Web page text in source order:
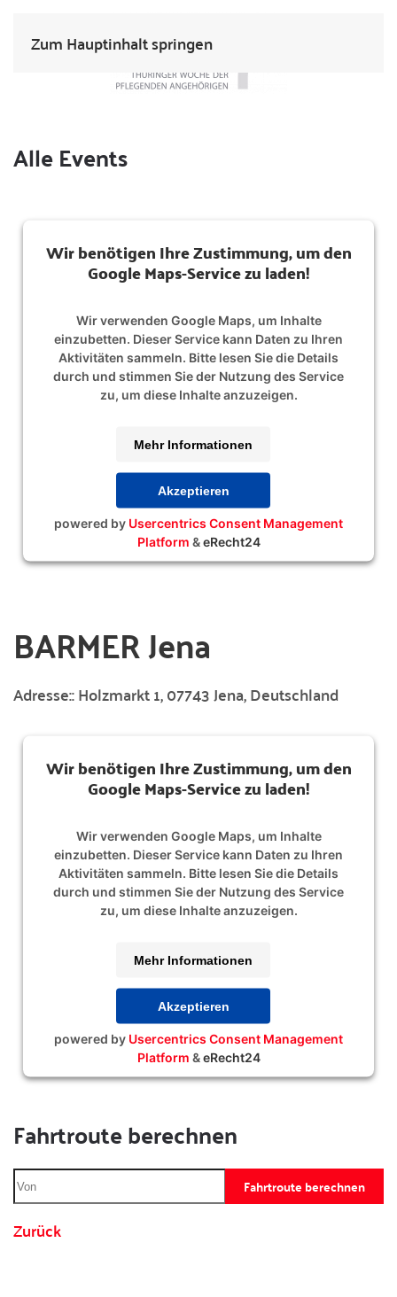
Zum Hauptinhalt springen
Alle Events
Wir benötigen Ihre Zustimmung, um den
Google Maps-Service zu laden!
Wir verwenden Google Maps, um Inhalte
einzubetten. Dieser Service kann Daten zu Ihren
Aktivitäten sammeln. Bitte lesen Sie die Details
durch und stimmen Sie der Nutzung des Service
zu, um diese Inhalte anzuzeigen.
Mehr Informationen
Akzeptieren
powered by Usercentrics Consent Management
Platform &eRecht24
BARMER Jena
Adresse::Holzmarkt 1, 07743 Jena, Deutschland
Wir benötigen Ihre Zustimmung, um den
Google Maps-Service zu laden!
Wir verwenden Google Maps, um Inhalte
einzubetten. Dieser Service kann Daten zu Ihren
Aktivitäten sammeln. Bitte lesen Sie die Details
durch und stimmen Sie der Nutzung des Service
zu, um diese Inhalte anzuzeigen.
Mehr Informationen
Akzeptieren
powered by Usercentrics Consent Management
Platform &eRecht24
Fahrtroute berechnen
Fahrtroute berechnen
Zurück